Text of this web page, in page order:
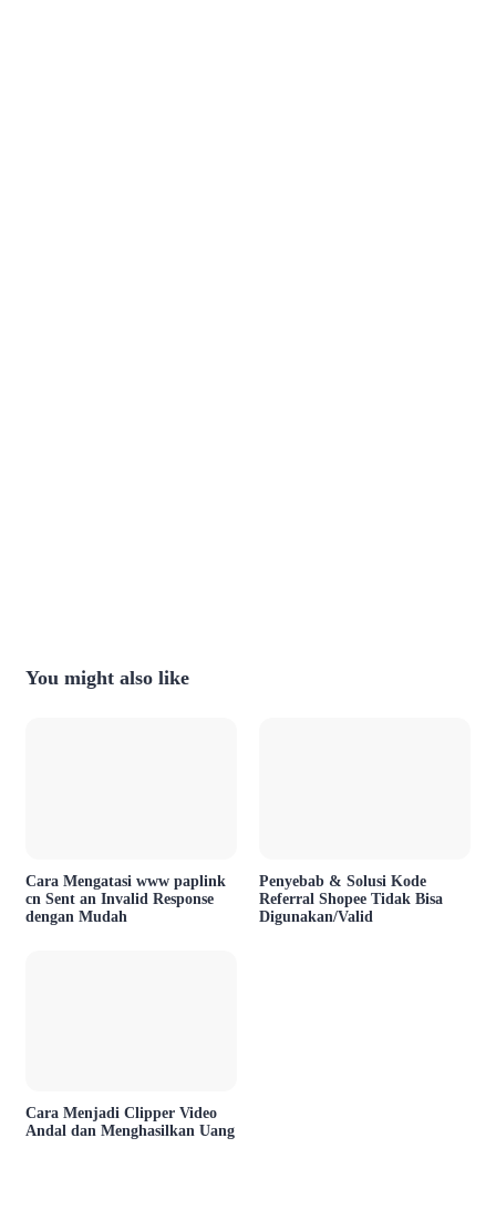
You might also like
Cara Mengatasi www paplink
cn Sent an Invalid Response
dengan Mudah
Penyebab & Solusi Kode
Referral Shopee Tidak Bisa
Digunakan/Valid
Cara Menjadi Clipper Video
Andal dan Menghasilkan Uang